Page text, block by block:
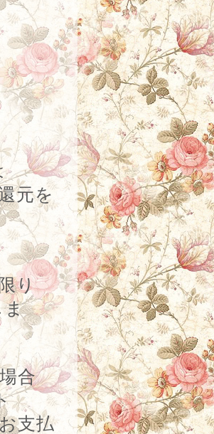
元を
り
ま
合
ト
支払